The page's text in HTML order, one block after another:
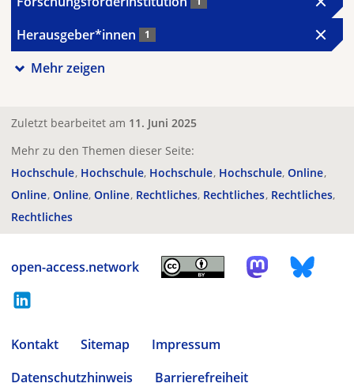
Herausgeber*innen 1
Mehr zeigen
Zuletzt bearbeitet am 11. Juni 2025
Mehr zu den Themen dieser Seite:
Hochschule Hochschule Hochschule Hochschule Online
Online Online Online Rechtliches Rechtliches Rechtliches
Rechtliches
open-access.network
Kontakt Sitemap
Impressum
Datenschutzhinweis
Barrierefreiheit